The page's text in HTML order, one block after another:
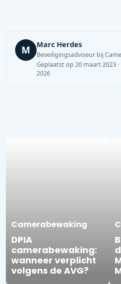
M Marc Herdes
Beveiligingsadviseur bij
Geplaatst op 20 maart 2023
2026
Camerabewaking
DPIA
camerabewaking:
wanneer verplicht
volgens de AVG?